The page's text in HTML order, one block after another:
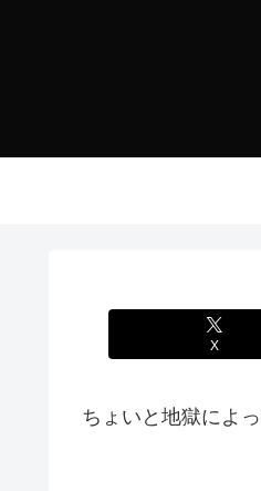
X
ちょいと地獄によ